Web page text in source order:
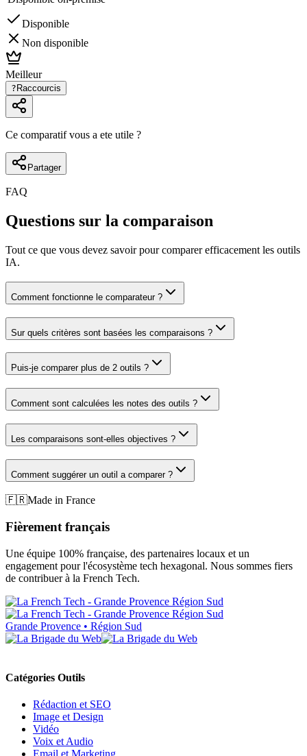
Disponible
Non disponible
Meilleur
? Raccourcis
Ce comparatif vous a ete utile ?
Partager
FAQ
Questions sur la comparaison
Tout ce que vous devez savoir pour comparer efficacement les outils
IA.
Comment fonctionne le comparateur ?
Sur quels critères sont basées les comparaisons ?
Puis-je comparer plus de 2 outils ?
Comment sont calculées les notes des outils ?
Les comparaisons sont-elles objectives ?
Comment suggérer un outil a comparer ?
🇫🇷Made in France
Fièrement français
Une équipe 100% française, des partenaires locaux et un
engagement pour l'écosystème tech hexagonal. Nous sommes fiers
de contribuer à la French Tech.
Grande Provence • Région Sud
Catégories Outils
Rédaction et SEO
Image et Design
Vidéo
Voix et Audio